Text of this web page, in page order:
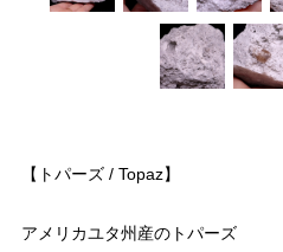
【トパーズ / Topaz】
アメリカユタ州産のトパーズ